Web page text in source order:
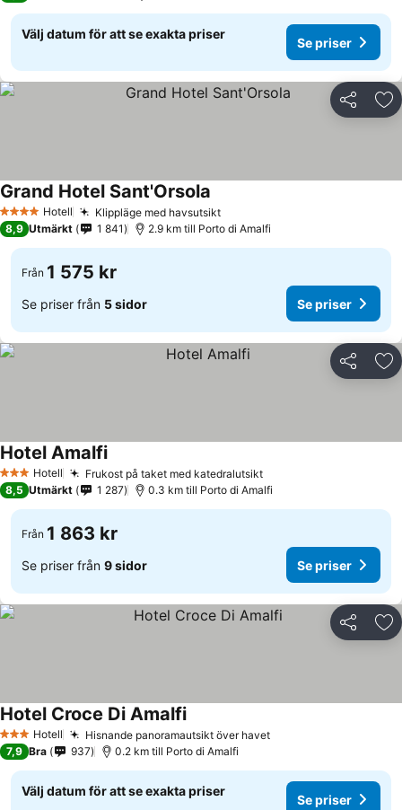
Välj datum för att se exakta priser
Se priser
Dela
4 StjärnorHotell Klippläge med havsutsikt
Grand Hotel Sant'Orsola
8,9 Utmärkt 1 841 2.9 km till Porto di Amalfi
Från 1 575 kr
Se priser från 5 sidor Se priser
Dela
3 StjärnorHotell Frukost på taket med katedralutsikt
Hotel Amalfi
8,5 Utmärkt 1 287 0.3 km till Porto di Amalfi
Från 1 863 kr
Se priser från 9 sidor Se priser
Dela
3 StjärnorHotell Hisnande panoramautsikt över havet
Hotel Croce Di Amalfi
7,9 Bra 937 0.2 km till Porto di Amalfi
Välj datum för att se exakta priser
Se priser